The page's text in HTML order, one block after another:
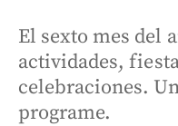
El sexto mes del
actividades,
celebraciones.
programe.